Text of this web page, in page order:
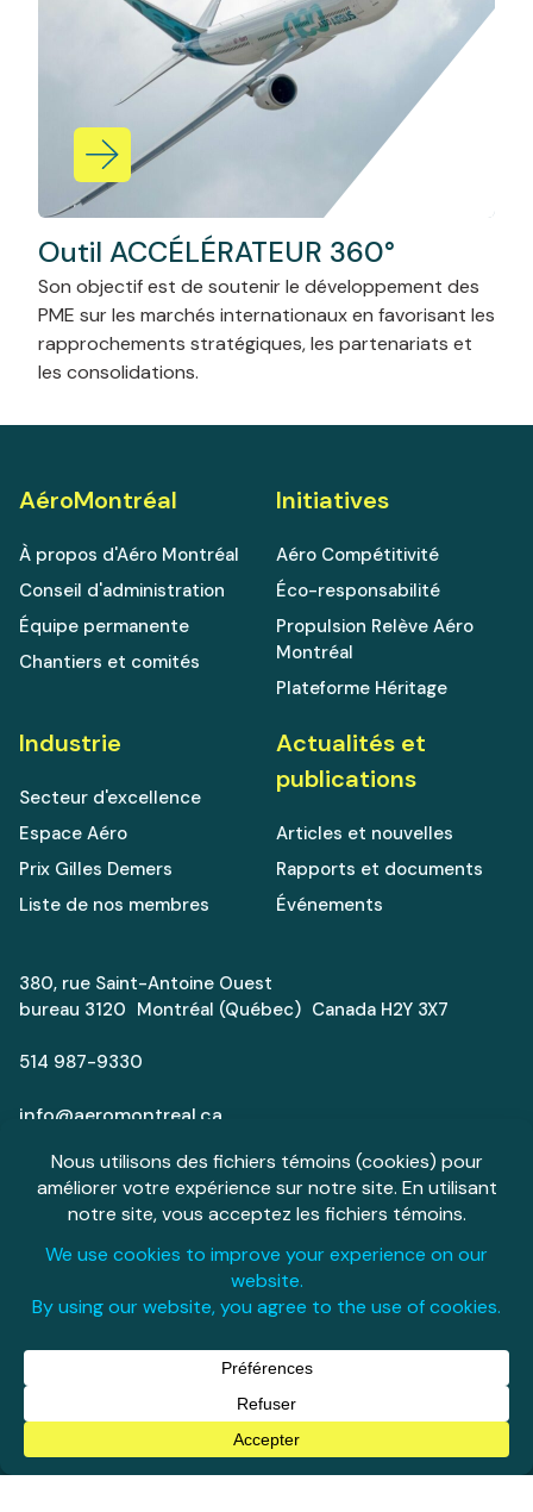
Outil ACCÉLÉRATEUR 360°
Son objectif est de soutenir le développement des
PME sur les marchés internationaux en favorisant les
rapprochements stratégiques, les partenariats et
les consolidations.
AéroMontréal
À propos d'Aéro Montréal
Conseil d'administration
Équipe permanente
Chantiers et comités
Initiatives
Aéro Compétitivité
Éco-responsabilité
Propulsion Relève Aéro
Montréal
Plateforme Héritage
Industrie
Secteur d'excellence
Espace Aéro
Prix Gilles Demers
Liste de nos membres
Actualités et
publications
Articles et nouvelles
Rapports et documents
Événements
380, rue Saint-Antoine Ouest
bureau 3120 Montréal (Québec) Canada H2Y 3X7
514 987-9330
info@aeromontreal.ca
Médias